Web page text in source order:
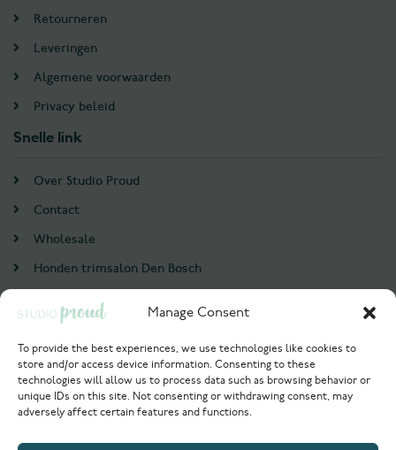
Manage Consent
To provide the best experiences, we use technologies like cookies to
store and/or access device information. Consenting to these
technologies will allow us to process data such as browsing behavior or
unique IDs on this site. Not consenting or withdrawing consent, may
adversely affect certain features and functions.
Retourneren
Leveringen
Algemene voorwaarden
Privacy beleid
Snelle link
Over Studio Proud
Contact
Wholesale
Honden trimsalon Den Bosch
Login / Register
Probeer nu